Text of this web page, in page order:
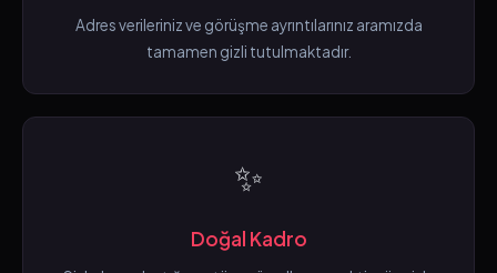
Adres verileriniz ve görüşme ayrıntılarınız aramızda
tamamen gizli tutulmaktadır.
✨
Doğal Kadro